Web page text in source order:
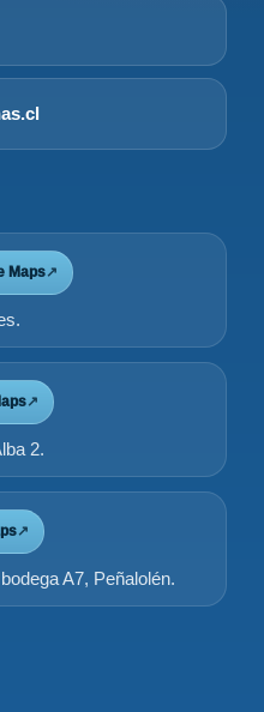
Maps↗
↗
2.
↗
A7, Peñalolén.